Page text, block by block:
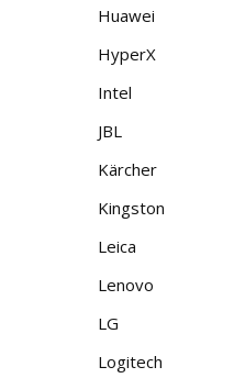
Huawei
HyperX
Intel
JBL
Kärcher
Kingston
Leica
Lenovo
LG
Logitech